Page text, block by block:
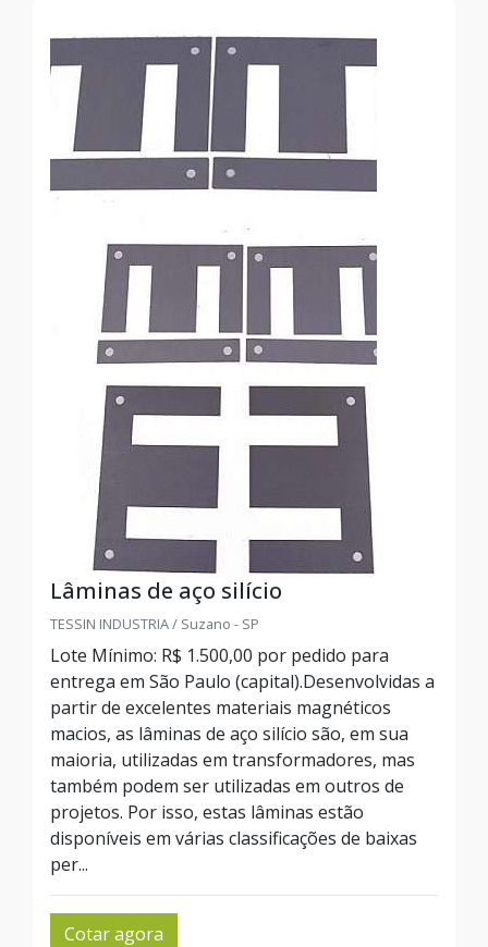
Lâminas de aço silício
TESSIN INDUSTRIA / Suzano - SP
Lote Mínimo: R$ 1.500,00 por pedido para
entrega em São Paulo (capital).Desenvolvidas a
partir de excelentes materiais magnéticos
macios, as lâminas de aço silício são, em sua
maioria, utilizadas em transformadores, mas
também podem ser utilizadas em outros de
projetos. Por isso, estas lâminas estão
disponíveis em várias classificações de baixas
per...
Cotar agora